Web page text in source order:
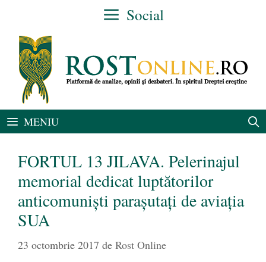
conținut
Social
MENIU
FORTUL 13 JILAVA. Pelerinajul
memorial dedicat luptătorilor
anticomunişti paraşutaţi de aviaţia
SUA
23 octombrie 2017 de Rost Online